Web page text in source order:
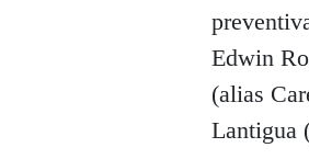
Edwin
(alias
Lantigua